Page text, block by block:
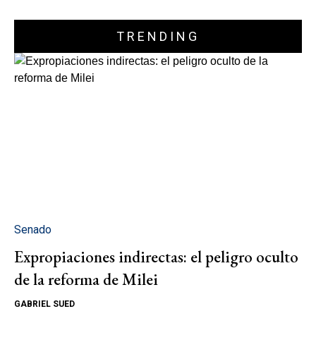
TRENDING
Senado
Expropiaciones indirectas: el peligro oculto
de la reforma de Milei
GABRIEL SUED